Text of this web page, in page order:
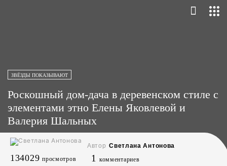
ЗВЁЗДЫ ПОКАЗЫВАЮТ
Роскошный дом-дача в деревенском стиле с
элементами этно Елены Яковлевой и
Валерия Шальных
Автор Светлана Антонова
134029 просмотров 1 комментариев